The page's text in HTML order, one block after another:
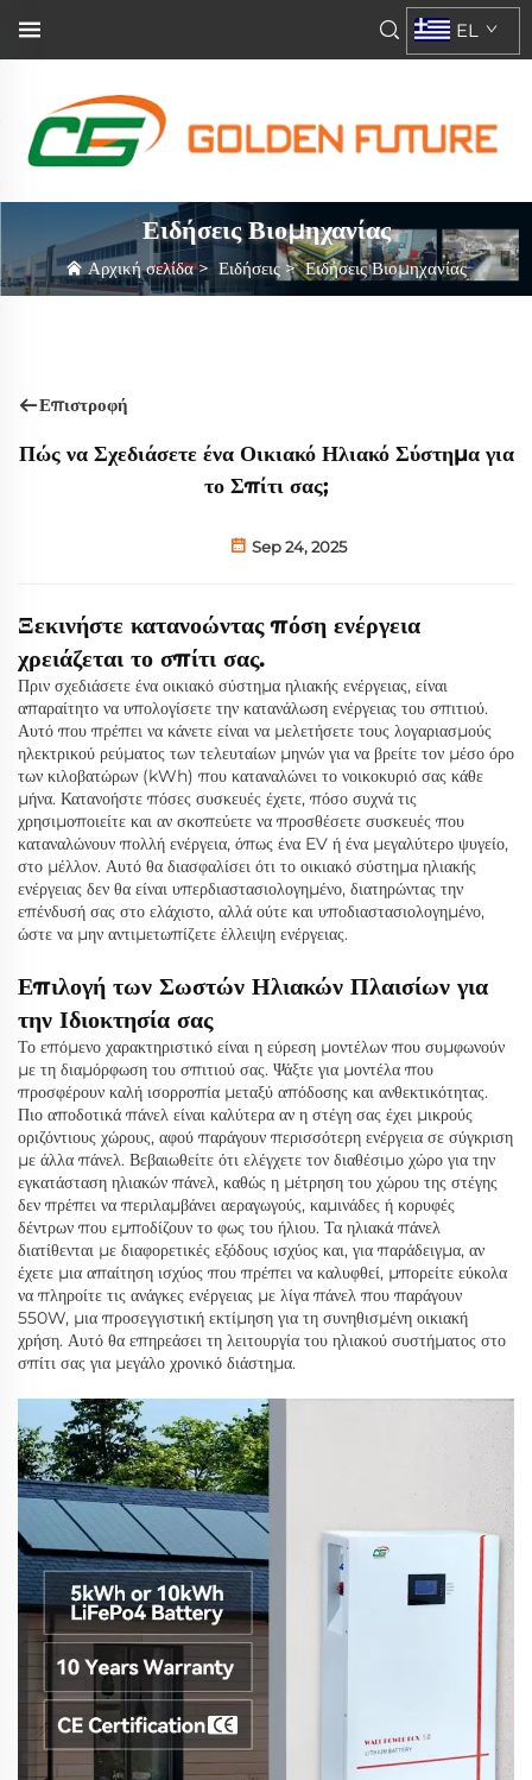
EL
Ειδήσεις Βιομηχανίας
Αρχική σελίδα>Ειδήσεις>Ειδήσεις Βιομηχανίας
Επιστροφή
Πώς να Σχεδιάσετε ένα Οικιακό Ηλιακό Σύστημα για
το Σπίτι σας;
Sep 24, 2025
Ξεκινήστε κατανοώντας πόση ενέργεια
χρειάζεται το σπίτι σας.
Πριν σχεδιάσετε ένα οικιακό σύστημα ηλιακής ενέργειας, είναι
απαραίτητο να υπολογίσετε την κατανάλωση ενέργειας του σπιτιού.
Αυτό που πρέπει να κάνετε είναι να μελετήσετε τους λογαριασμούς
ηλεκτρικού ρεύματος των τελευταίων μηνών για να βρείτε τον μέσο όρο
των κιλοβατώρων (kWh) που καταναλώνει το νοικοκυριό σας κάθε
μήνα. Κατανοήστε πόσες συσκευές έχετε, πόσο συχνά τις
χρησιμοποιείτε και αν σκοπεύετε να προσθέσετε συσκευές που
καταναλώνουν πολλή ενέργεια, όπως ένα EV ή ένα μεγαλύτερο ψυγείο,
στο μέλλον. Αυτό θα διασφαλίσει ότι το οικιακό σύστημα ηλιακής
ενέργειας δεν θα είναι υπερδιαστασιολογημένο, διατηρώντας την
επένδυσή σας στο ελάχιστο, αλλά ούτε και υποδιαστασιολογημένο,
ώστε να μην αντιμετωπίζετε έλλειψη ενέργειας.
Επιλογή των Σωστών Ηλιακών Πλαισίων για
την Ιδιοκτησία σας
Το επόμενο χαρακτηριστικό είναι η εύρεση μοντέλων που συμφωνούν
με τη διαμόρφωση του σπιτιού σας. Ψάξτε για μοντέλα που
προσφέρουν καλή ισορροπία μεταξύ απόδοσης και ανθεκτικότητας.
Πιο αποδοτικά πάνελ είναι καλύτερα αν η στέγη σας έχει μικρούς
οριζόντιους χώρους, αφού παράγουν περισσότερη ενέργεια σε σύγκριση
με άλλα πάνελ. Βεβαιωθείτε ότι ελέγχετε τον διαθέσιμο χώρο για την
εγκατάσταση ηλιακών πάνελ, καθώς η μέτρηση του χώρου της στέγης
δεν πρέπει να περιλαμβάνει αεραγωγούς, καμινάδες ή κορυφές
δέντρων που εμποδίζουν το φως του ήλιου. Τα ηλιακά πάνελ
διατίθενται με διαφορετικές εξόδους ισχύος και, για παράδειγμα, αν
έχετε μια απαίτηση ισχύος που πρέπει να καλυφθεί, μπορείτε εύκολα
να πληροίτε τις ανάγκες ενέργειας με λίγα πάνελ που παράγουν
550W, μια προσεγγιστική εκτίμηση για τη συνηθισμένη οικιακή
χρήση. Αυτό θα επηρεάσει τη λειτουργία του ηλιακού συστήματος στο
σπίτι σας για μεγάλο χρονικό διάστημα.